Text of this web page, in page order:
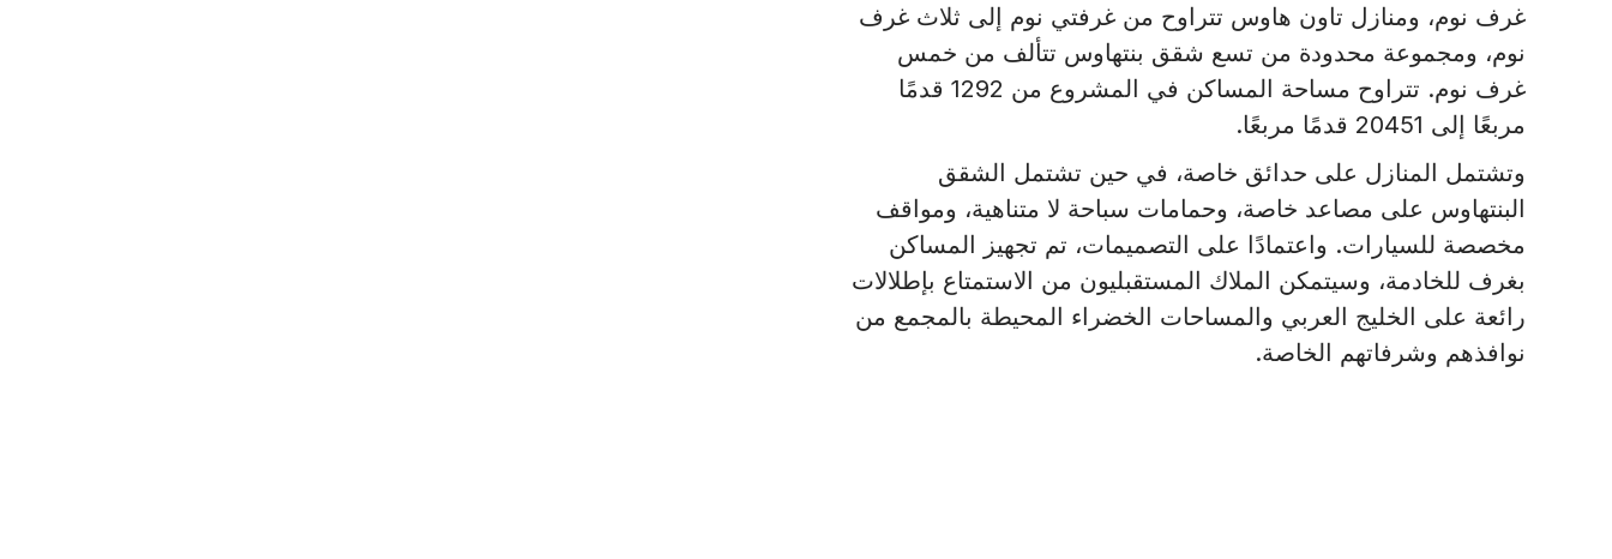
غرف نوم، ومنازل تاون هاوس تتراوح من غرفتي نوم إلى ثلاث غرف
نوم، ومجموعة محدودة من تسع شقق بنتهاوس تتألف من خمس
غرف نوم. تتراوح مساحة المساكن في المشروع من 1292 قدمًا
مربعًا إلى 20451 قدمًا مربعًا.
وتشتمل المنازل على حدائق خاصة، في حين تشتمل الشقق
البنتهاوس على مصاعد خاصة، وحمامات سباحة لا متناهية، ومواقف
مخصصة للسيارات. واعتمادًا على التصميمات، تم تجهيز المساكن
بغرف للخادمة، وسيتمكن الملاك المستقبليون من الاستمتاع بإطلالات
رائعة على الخليج العربي والمساحات الخضراء المحيطة بالمجمع من
نوافذهم وشرفاتهم الخاصة.